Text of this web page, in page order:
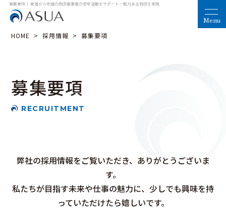
募集要項｜ 東海から全国の物流事業者の安全活動をサポート－魅力ある物流を実現
HOME > 採用情報 > 募集要項
募集要項
RECRUITMENT
弊社の採用情報をご覧いただき、ありがとうございま
す。
私たちが目指す未来や仕事の魅力に、少しでも興味を持
っていただけたら嬉しいです。